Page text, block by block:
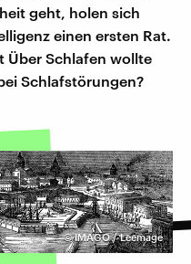
geht, holen sich
einen ersten Rat.
Über Schlafen wollte
Schlafstörungen?
©IMAGO / Leemage